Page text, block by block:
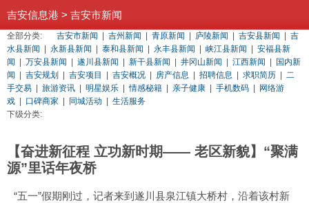
吉安信息港 > 吉安市新闻
全部分类: 吉安市新闻 吉州新闻 青原新闻 庐陵新闻 吉安县新闻
吉
水县新闻
永新县新闻 泰和县新闻 永丰县新闻 峡江县新闻
安福县新
闻
万安县新闻 遂川县新闻 新干县新闻 井冈山新闻 江西新闻
国内新
闻
吉安规划 吉安项目 吉安概况 房产信息 招聘信息 求职简历
二
手交易
旅游资讯 明星娱乐 情感秘籍 亲子健康 手机数码
网络游
戏
口碑商家 同城活动
生活服务
下级分类:
【奋进新征程 立功新时期—— 老区新貌】“聚满
源”里话年夜桥
“五一”假期刚过，记者来到遂川县泉江镇大桥村，沿着该村新